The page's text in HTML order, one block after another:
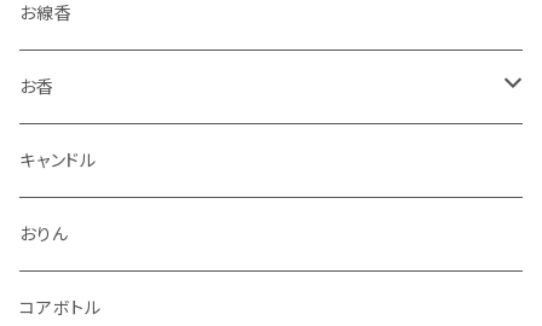
お線香
お香
香立・香皿
キャンドル
おりん
コアボトル